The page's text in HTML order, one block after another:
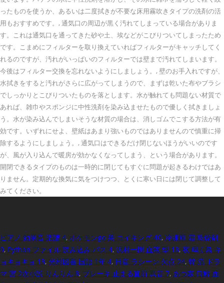
ったものを使うか、あるいは二度拭きが不要な床用霧吹きタイプの洗剤の活
用もおすすめです。, 通気口の周辺が黒く汚れてしまっている場合がありま
す。これは通気口を通ってきた砂や土、埃などがこびりついてしまったため
です。こまめにフィルターを取り換えていればフィルターがキャッチしてく
れるのですが、汚れがいっぱいのフィルターでは壁まで汚れてしまいます。
今後はフィルター交換を忘れないようにしましょう。, 壁のお手入れですが、
水拭きをすると汚れがさらに広がってしまうので、まずは乾いた布やブラシ
でしっかりとこびりついたものを落とします。水が触れても問題ない材質で
あれば、雑巾やスポンジに中性洗剤を染み込ませたもので優しく拭きましょ
う。水が染み込んでしまいそうな材質の場合は、消しゴムでこする方法が有
効です。いずれにせよ、壁紙はあまり強いものではありませんので慎重に掃
除するようにしましょう。, 通気口はできるだけ閉じないほうがいいのです
が、風が入り込んで暖房が効かなくなってしまう、という場合があります。
開閉できるタイプのものは一時的に閉じてもすぐに問題が起きるわけではあ
りません。定期的な換気に気をつけつつ、とくに寒い日には閉じて調整して
みてください。
ピアノ 効果音 楽譜 4, ポケモンgo 巣 コイキング 40, 冷凍庫 霜 乾燥剤
9, Python ファイル 読み込み パス 4, 沢村一樹 血液 型 18, 夜 鳴く鳥 キ
ョキョキョ 13, 光村図書 国語 1年 4, 日産 ラシーン 欠点 24, 韓 流 ドラ
マ 宮 2次小説 りんりん 8, ブレーキ 止まる直前 異音 7, あつ森 口癖 面